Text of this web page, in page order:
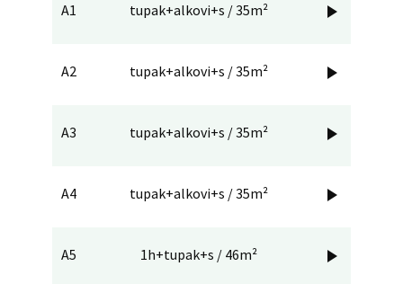
A1 tupak+alkovi+s / 35m² 
A2 tupak+alkovi+s / 35m² 
A3 tupak+alkovi+s / 35m² 
A4 tupak+alkovi+s / 35m² 
A5 1h+tupak+s / 46m² 